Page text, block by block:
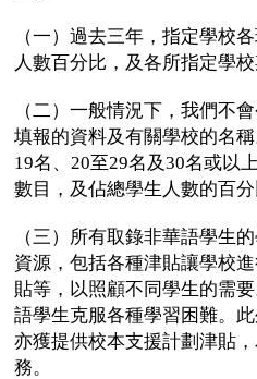
（一）過去三年，指定學校
人數百分比，及各所指定學
（二）一般情況下，我們不
填報的資料及有關學校的名
19名、20至29名及30名或以
數目，及佔總學生人數的百
（三）所有取錄非華語學生
資源，包括各種津貼讓學校
貼等，以照顧不同學生的需
語學生克服各種學習困難。
亦獲提供校本支援計劃津貼
務。